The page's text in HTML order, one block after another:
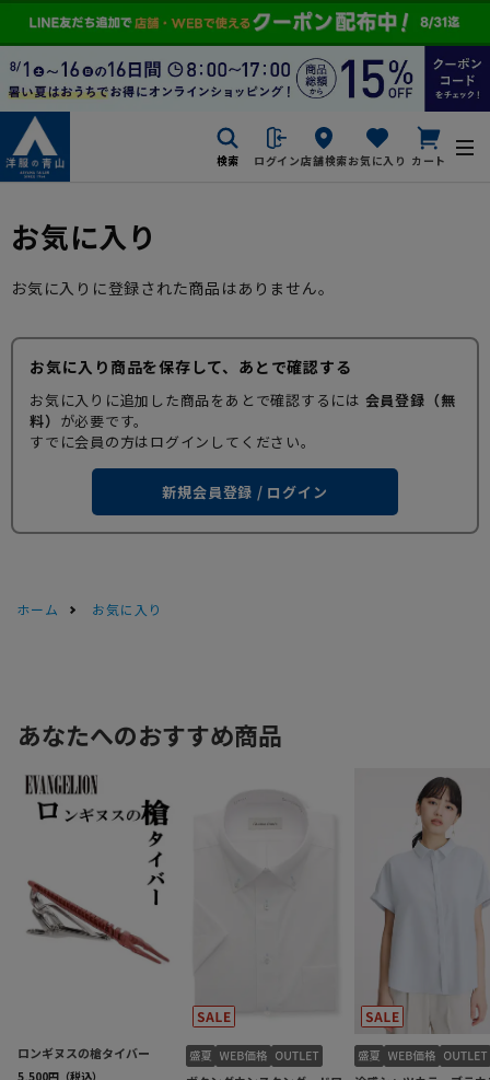
検索 ログイン店舗検索お気に入り カート
お気に入り
お気に入りに登録された商品はありません。
お気に入り商品を保存して、あとで確認する
お気に入りに追加した商品をあとで確認するには 会員登録（無
料） が必要です。
すでに会員の方はログインしてください。
新規会員登録 / ログイン
ホーム お気に入り